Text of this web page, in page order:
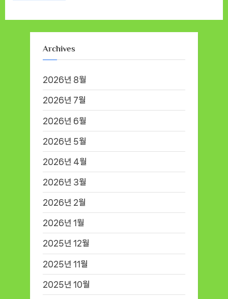
Archives
2026년 8월
2026년 7월
2026년 6월
2026년 5월
2026년 4월
2026년 3월
2026년 2월
2026년 1월
2025년 12월
2025년 11월
2025년 10월